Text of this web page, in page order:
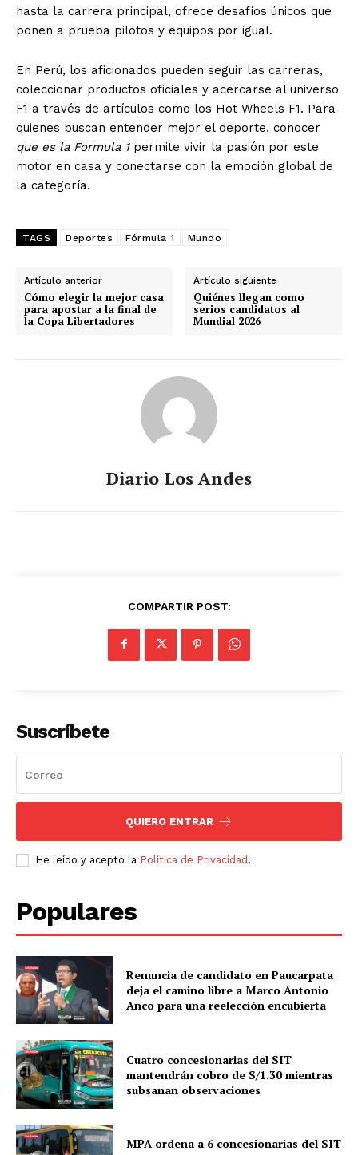
SUSCRIBETE
Diario los Andes
Nosotros
Contacto
hasta la carrera principal, ofrece desafíos únicos que
ponen a prueba pilotos y equipos por igual.
En Perú, los aficionados pueden seguir las carreras,
coleccionar productos oficiales y acercarse al universo
F1 a través de artículos como los Hot Wheels F1. Para
quienes buscan entender mejor el deporte, conocer
que es la Formula 1permite vivir la pasión por este
motor en casa y conectarse con la emoción global de
la categoría.
TAGS Deportes Fórmula 1 Mundo
Artículo anterior
Cómo elegir la mejor casa
para apostar a la final de
la Copa Libertadores
Artículo siguiente
Quiénes llegan como
serios candidatos al
Mundial 2026
Diario Los Andes
COMPARTIR POST:
Suscríbete
QUIERO ENTRAR
He leído y acepto la Política de Privacidad.
Populares
Renuncia de candidato en Paucarpata
deja el camino libre a Marco Antonio
Anco para una reelección encubierta
Cuatro concesionarias del SIT
mantendrán cobro de S/1.30 mientras
subsanan observaciones
MPA ordena a 6 concesionarias del SIT